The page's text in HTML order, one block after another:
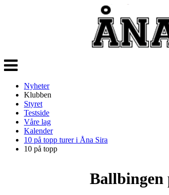
Veksle
navigasjon
Nyheter
Klubben
Styret
Testside
Våre lag
Kalender
10 på topp turer i Åna Sira
10 på topp
Ballbingen